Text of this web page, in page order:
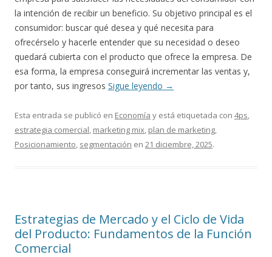
la intención de recibir un beneficio. Su objetivo principal es el
consumidor: buscar qué desea y qué necesita para
ofrecérselo y hacerle entender que su necesidad o deseo
quedará cubierta con el producto que ofrece la empresa. De
esa forma, la empresa conseguirá incrementar las ventas y,
por tanto, sus ingresos Sigue leyendo →
Esta entrada se publicó en Economía y está etiquetada con 4ps,
estrategia comercial, marketing mix, plan de marketing,
Posicionamiento, segmentación en 21 diciembre, 2025.
Estrategias de Mercado y el Ciclo de Vida
del Producto: Fundamentos de la Función
Comercial